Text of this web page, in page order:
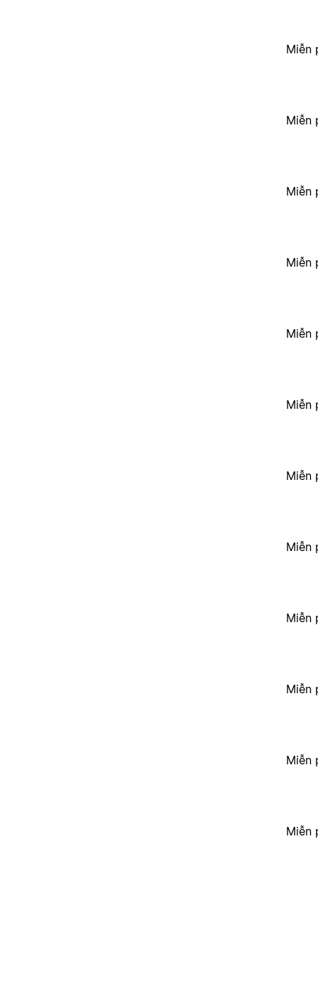
Miễn
Miễn
Miễn
Miễn
Miễn
Miễn
Miễn
Miễn
Miễn
Miễn
Miễn
Miễn